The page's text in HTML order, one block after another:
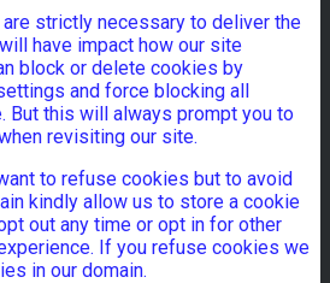
strictly necessary to deliver the
have impact how our site
block or delete cookies by
and force blocking all
But this will always prompt you to
revisiting our site.
to refuse cookies but to avoid
kindly allow us to store a cookie
out any time or opt in for other
If you refuse cookies we
in our domain.